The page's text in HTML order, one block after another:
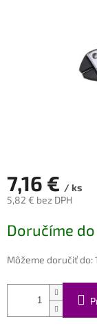
7,16 € / ks
5,82 € bez DPH
cena:
Doručíme
Môžeme doručiť do: